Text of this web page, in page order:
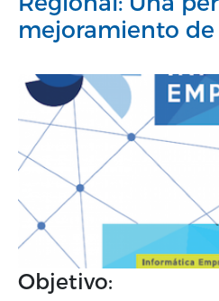
mejoramiento de
Objetivo: